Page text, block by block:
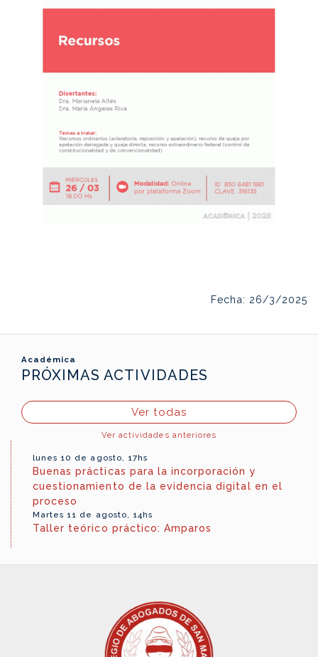
Fecha: 26/3/2025
Académica
PRÓXIMAS ACTIVIDADES
Ver todas
Ver actividades anteriores
lunes 10 de agosto, 17hs
Buenas prácticas para la incorporación y
cuestionamiento de la evidencia digital en el
proceso
Martes 11 de agosto, 14hs
Taller teórico práctico: Amparos